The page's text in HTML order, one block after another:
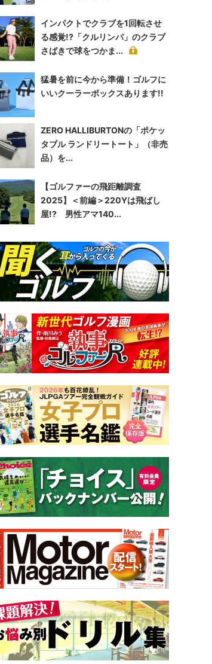
インパクトでクラブを1回転させ
る感覚!?「クルリンパ」のクラブ
さばきで球をつかま...
猛暑を前に今から準備！ゴルフに
いいクーラーボックスあります!!
ZERO HALLIBURTONの「ポケッ
タブル ランドリートート」（非売
品）を...
【ゴルファーの飛距離調査
2025】＜前編＞220Yは飛ばし
屋!? 男性アマ140...